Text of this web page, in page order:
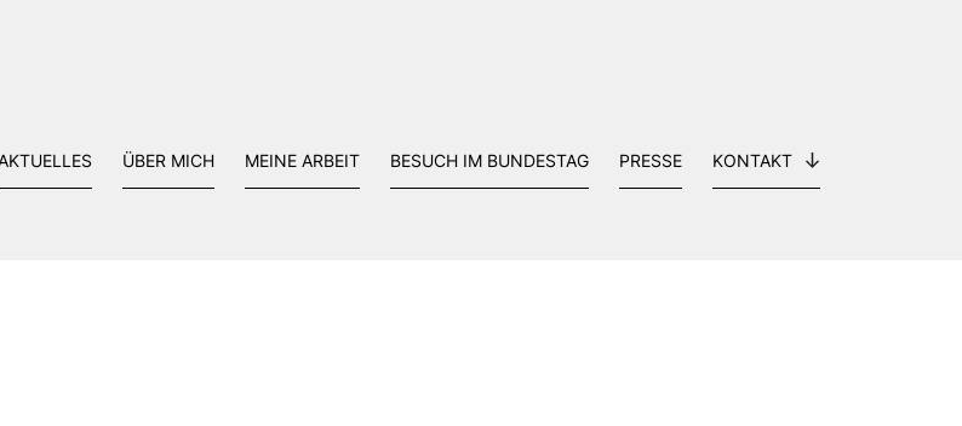
ÜBER MICH MEINE ARBEIT BESUCH IM BUNDESTAG PRESSE KONTAKT